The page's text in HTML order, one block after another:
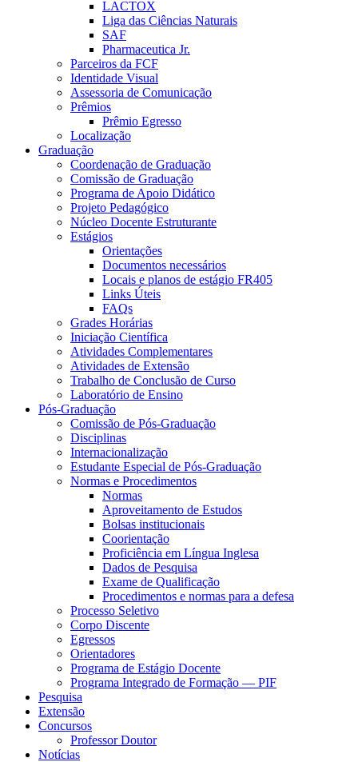
LACTOX
Liga das Ciências Naturais
SAF
Pharmaceutica Jr.
Parceiros da FCF
Identidade Visual
Assessoria de Comunicação
Prêmios
Prêmio Egresso
Localização
Graduação
Coordenação de Graduação
Comissão de Graduação
Programa de Apoio Didático
Projeto Pedagógico
Núcleo Docente Estruturante
Estágios
Orientações
Documentos necessários
Locais e planos de estágio FR405
Links Úteis
FAQs
Grades Horárias
Iniciação Científica
Atividades Complementares
Atividades de Extensão
Trabalho de Conclusão de Curso
Laboratório de Ensino
Pós-Graduação
Comissão de Pós-Graduação
Disciplinas
Internacionalização
Estudante Especial de Pós-Graduação
Normas e Procedimentos
Normas
Aproveitamento de Estudos
Bolsas institucionais
Coorientação
Proficiência em Língua Inglesa
Dados de Pesquisa
Exame de Qualificação
Procedimentos e normas para a defesa
Processo Seletivo
Corpo Discente
Egressos
Orientadores
Programa de Estágio Docente
Programa Integrado de Formação — PIF
Pesquisa
Extensão
Concursos
Professor Doutor
Notícias